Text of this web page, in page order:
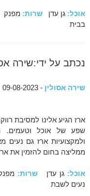
אוכל: גן עדןשרות: מפנק
בבית
נכתב על ידי:שירה
שירה אסולין - 09-08-2023
ארז הגיע אלינו למסיבת
שפע של אוכל וטעמים.
ולמקצועיות ארז גם נעים
ממליצה בחום להזמין את
אוכל: גן עדן שרות:
נעים לשבת